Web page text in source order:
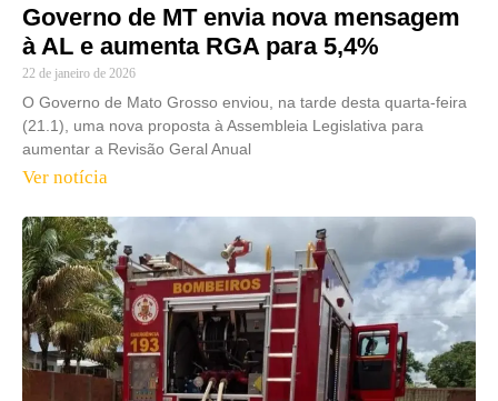
Governo de MT envia nova mensagem
à AL e aumenta RGA para 5,4%
22 de janeiro de 2026
O Governo de Mato Grosso enviou, na tarde desta quarta-feira
(21.1), uma nova proposta à Assembleia Legislativa para
aumentar a Revisão Geral Anual
Ver notícia